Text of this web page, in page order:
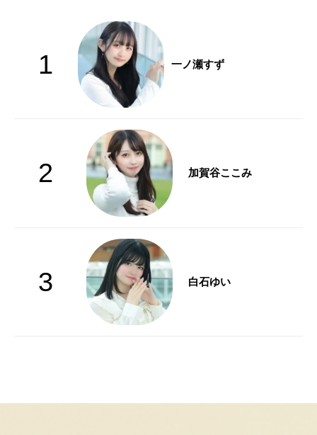
1 一ノ瀬すず
2 加賀谷ここみ
3 白石ゆい